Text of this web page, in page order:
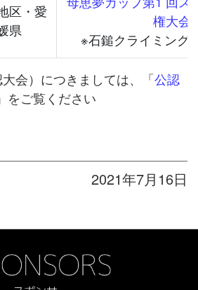
区・愛
県
権大会
※石鎚クライミング
会）につきましては、「公認
」をご覧ください
2021年7月16日